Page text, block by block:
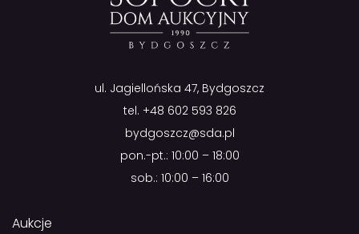
ul. Jagiellońska 47, Bydgoszcz
tel. +48 602 593 826
bydgoszcz@sda.pl
pon.-pt.: 10:00 – 18:00
sob.: 10:00 – 16:00
Aukcje